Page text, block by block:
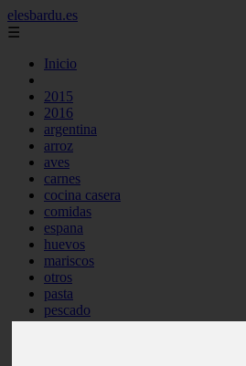
elesbardu.es
☰
Inicio
2015
2016
argentina
arroz
aves
carnes
cocina casera
comidas
espana
huevos
mariscos
otros
pasta
pescado
postres